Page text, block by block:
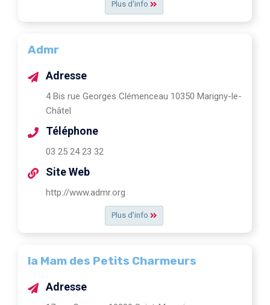
Plus d'info
Admr
Plus d'info
Adresse
4 Bis rue Georges Clémenceau 10350 Marigny-le-
Châtel
Téléphone
03 25 24 23 32
Site Web
http://www.admr.org
la Mam des Petits Charmeurs
Adresse